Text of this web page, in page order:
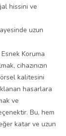
hissini ve
uzun
cihazınızın
kalitesini
hasarlara
ve
Bu, hem
katar ve uzun